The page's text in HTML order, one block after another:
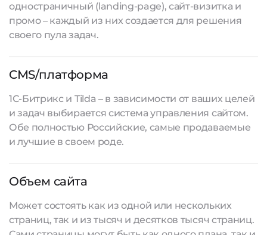
одностраничный (landing-page), сайт-визитка и
промо – каждый из них создается для решения
своего пула задач.
CMS/платформа
1С-Битрикс и Tilda – в зависимости от ваших целей
и задач выбирается система управления сайтом.
Обе полностью Российские, самые продаваемые
и лучшие в своем роде.
Объем сайта
Может состоять как из одной или нескольких
страниц, так и из тысяч и десятков тысяч страниц.